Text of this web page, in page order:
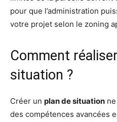
pour que l’administration
votre projet selon le zoning
Comment
situation ?
Créer un plan de situation
des compétences avancées